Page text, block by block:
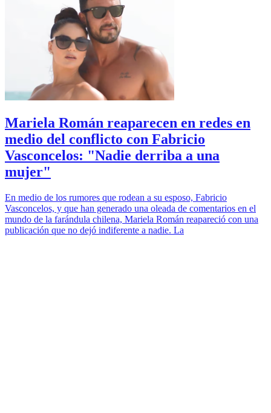
Mariela Román reaparecen en redes en
medio del conflicto con Fabricio
Vasconcelos: "Nadie derriba a una
mujer"
En medio de los rumores que rodean a su esposo, Fabricio
Vasconcelos, y que han generado una oleada de comentarios en el
mundo de la farándula chilena, Mariela Román reapareció con una
publicación que no dejó indiferente a nadie. La